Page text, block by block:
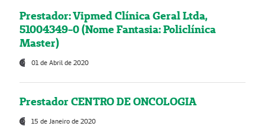
Prestador: Vipmed Clínica Geral Ltda,
51004349-0 (Nome Fantasia: Policlínica
Master)
01 de Abril de 2020
Prestador CENTRO DE ONCOLOGIA
15 de Janeiro de 2020